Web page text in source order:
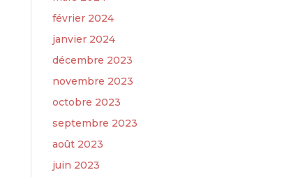
février 2024
janvier 2024
décembre 2023
novembre 2023
octobre 2023
septembre 2023
août 2023
juin 2023